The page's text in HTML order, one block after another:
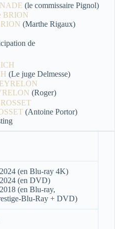
(le commissaire Pignol)
(Marthe Rigaux)
de
(Le juge Delmesse)
(Roger)
(Antoine Portor)
(en Blu-ray 4K)
(en DVD)
(en Blu-ray,
Blu-Ray + DVD)